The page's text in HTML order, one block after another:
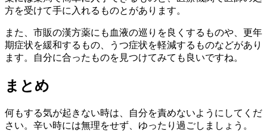
方を受けて手に入れるものとがあります。
また、市販の漢方薬にも血液の巡りを良くするものや、更年
期症状を緩和するもの、うつ症状を軽減するものなどがあり
ます。自分に合ったものを見つけてみても良いですね。
まとめ
何もする気が起きない時は、自分を責めないようにしてくだ
さい。辛い時には無理をせず、ゆったり過ごしましょう。